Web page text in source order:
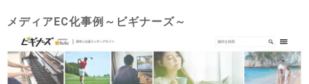
メディアEC化事例～ビギナーズ～